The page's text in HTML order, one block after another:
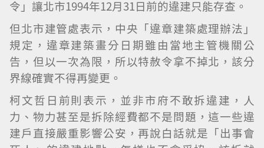
令」讓北市1994年12月31日前的違建只能存查。
但北市建管處表示，中央「違章建築處理辦法」
規定，違章建築畫分日期雖由當地主管機關公
告，但以一次為限，所以特赦令拿不掉北，該分
界線確實不得再變更。
柯文哲日前則表示，並非市府不敢拆違建，人
力、物力甚至是拆除經費都不是問題，這一些違
建戶直接嚴重影響公安，再說白話就是「出事會